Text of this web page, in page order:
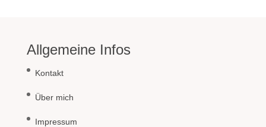
Allgemeine Infos
Kontakt
Über mich
Impressum